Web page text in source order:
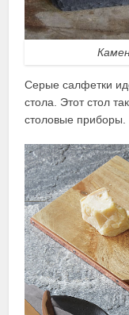
Серые салфетки
стола. Этот стол
столовые приборы.